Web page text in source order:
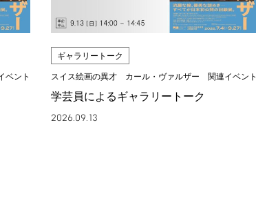
ベント
ギャラリートーク
スイス絵画の異才 カール・ヴァルザー 関連イベント
学芸員によるギャラリートーク
2026.09.13